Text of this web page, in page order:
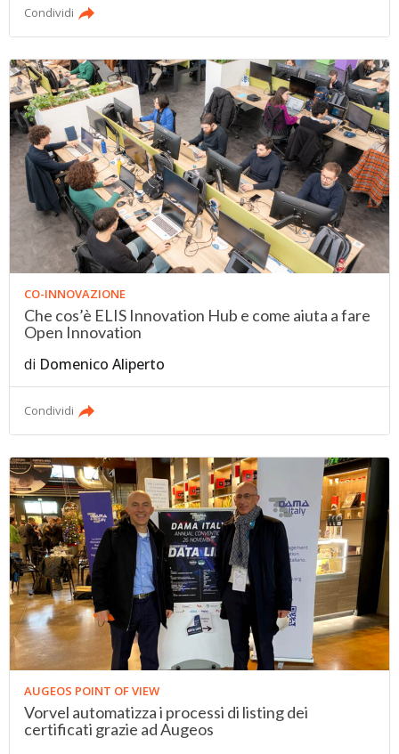
Condividi
CO-INNOVAZIONE
Che cos’è ELIS Innovation Hub e come aiuta a fare
Open Innovation
di Domenico Aliperto
Condividi
AUGEOS POINT OF VIEW
Vorvel automatizza i processi di listing dei
certificati grazie ad Augeos